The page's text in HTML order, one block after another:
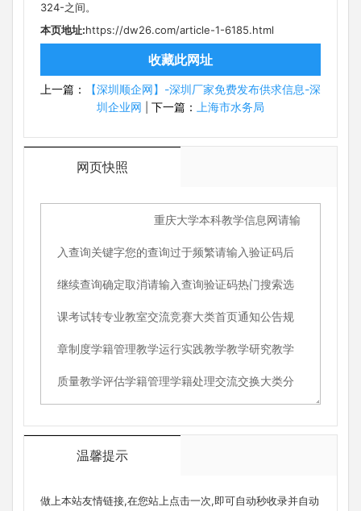
324-之间。
本页地址:https://dw26.com/article-1-6185.html
收藏此网址
上一篇：
【深圳顺企网】-深圳厂家免费发布供求信息-深
圳企业网
下一篇： 上海市水务局
网页快照
温馨提示
做上本站友情链接,在您站上点击一次,即可自动秒收录并自动